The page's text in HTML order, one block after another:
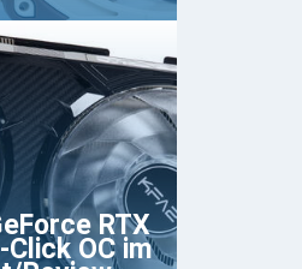
RTX
OC im